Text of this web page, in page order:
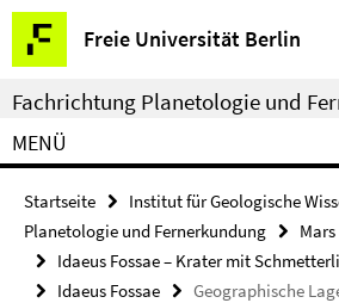
Springe
direkt
zu
Inhalt
Freie Universität Berlin
Service-
Navigation
Fachrichtung Planetologie und
MENÜ
Startseite
Institut für Geologische
Planetologie und Fernerkundung
Idaeus Fossae – Krater mit
Idaeus Fossae
Geographische